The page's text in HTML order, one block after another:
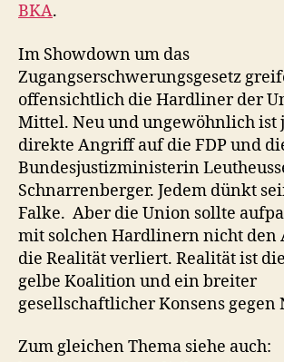
BKA.
Im Showdown um das
Zugangserschwerungsgesetz
offensichtlich die Hardliner der
Mittel. Neu und ungewöhnlich ist
direkte Angriff auf die FDP und
Bundesjustizministerin
Schnarrenberger. Jedem dünkt
Falke. Aber die Union sollte
mit solchen Hardlinern nicht den
die Realität verliert. Realität ist
gelbe Koalition und ein breiter
gesellschaftlicher Konsens gegen
Zum gleichen Thema siehe auch: